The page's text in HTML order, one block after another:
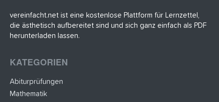
vereinfacht.net ist eine kostenlose Plattform für Lernzettel,
die ästhetisch aufbereitet sind und sich ganz einfach als PDF
herunterladen lassen.
KATEGORIEN
Abiturprüfungen
Mathematik